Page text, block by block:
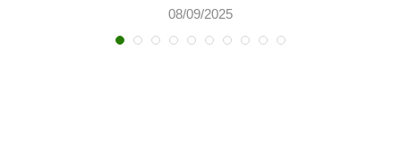
08/09/2025